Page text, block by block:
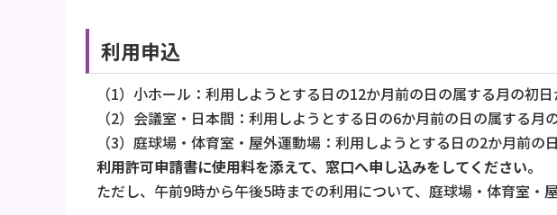
利用申込
（1）小ホール：利用しようとする日の12か月前の日の属する月の初
（2）会議室・日本間：利用しようとする日の6か月前の日の属する月
（3）庭球場・体育室・屋外運動場：利用しようとする日の2か月前
利用許可申請書に使用料を添えて、窓口へ申し込みをしてください。
ただし、午前9時から午後5時までの利用について、庭球場・体育室・